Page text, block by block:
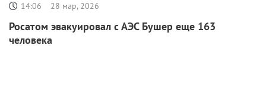
14:06 28 мар, 2026
Росатом эвакуировал с АЭС Бушер еще 163
человека